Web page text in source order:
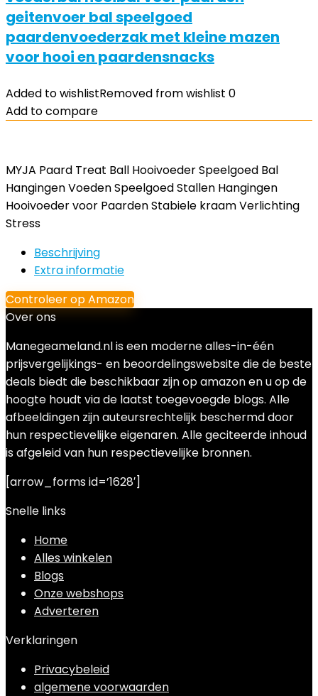
geitenvoer bal speelgoed
paardenvoederzak met kleine mazen
voor hooi en paardensnacks
Added to wishlistRemoved from wishlist 0
Add to compare
MYJA Paard Treat Ball Hooivoeder Speelgoed Bal
Hangingen Voeden Speelgoed Stallen Hangingen
Hooivoeder voor Paarden Stabiele kraam Verlichting
Stress
Beschrijving
Extra informatie
Controleer op Amazon
Over ons
Manegeameland.nl is een moderne alles-in-één
prijsvergelijkings- en beoordelingswebsite die de beste
deals biedt die beschikbaar zijn op amazon en u op de
hoogte houdt via de laatst toegevoegde blogs. Alle
afbeeldingen zijn auteursrechtelijk beschermd door
hun respectievelijke eigenaren. Alle geciteerde inhoud
is afgeleid van hun respectievelijke bronnen.
[arrow_forms id=’1628′]
Snelle links
Home
Alles winkelen
Blogs
Onze webshops
Adverteren
Verklaringen
Privacybeleid
algemene voorwaarden